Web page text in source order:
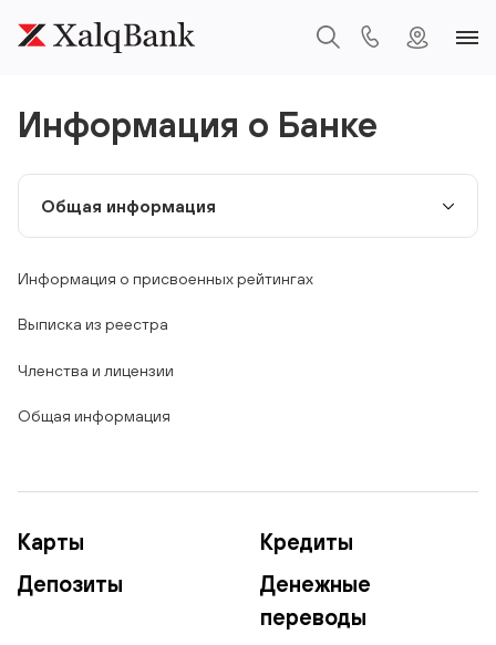
Информация о Банке
Информация о присвоенных рейтингах
Выписка из реестра
Членства и лицензии
Общая информация
Карты
Кредиты
Депозиты
Денежные
переводы